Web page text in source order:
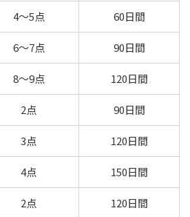
4～5点 60日間
6～7点 90日間
8～9点 120日間
2点 90日間
3点 120日間
4点 150日間
2点 120日間